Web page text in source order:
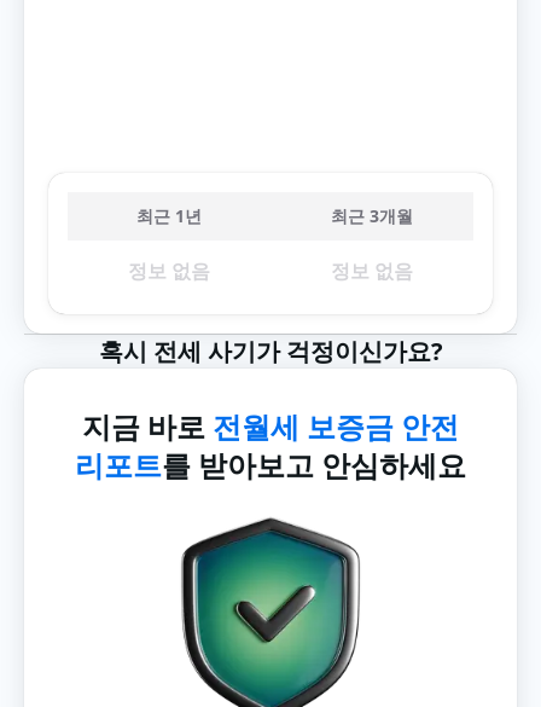
최근 1년 최근 3개월
정보 없음 정보 없음
혹시 전세 사기가 걱정이신가요?
지금 바로 전월세 보증금 안전
리포트를 받아보고 안심하세요